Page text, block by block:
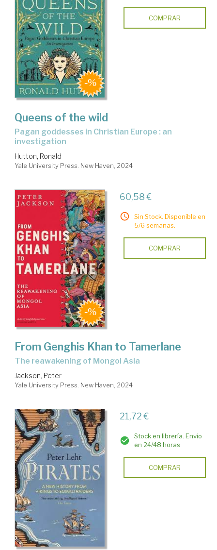
COMPRAR
Queens of the wild
pagan goddesses in Christian Europe : an
investigation
Hutton, Ronald
Yale University Press. New Haven, 2024
60,58 €
Sin Stock. Disponible en
5/6 semanas.
COMPRAR
From Genghis Khan to Tamerlane
the reawakening of Mongol Asia
Jackson, Peter
Yale University Press. New Haven, 2024
21,72 €
Stock en librería. Envío
en 24/48 horas
COMPRAR